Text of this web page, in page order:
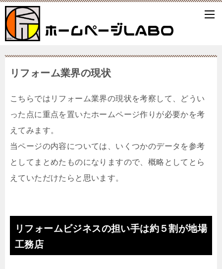
リフォーム業界の現状
こちらではリフォーム業界の現状を考察して、どうい
った点に重点を置いたホームページ作りが必要かを考
えてみます。
当ページの内容については、いくつかのデータを参考
としてまとめたものになりますので、概略としてとら
えていただけたらと思います。
リフォームビジネスの担い手は約５割が地場
工務店